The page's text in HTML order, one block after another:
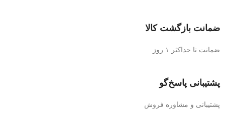
ضمانت بازگشت کالا
ضمانت تا حداکثر ۱ روز
پشتیبانی پاسخ‌گو
پشتیبانی و مشاوره فروش